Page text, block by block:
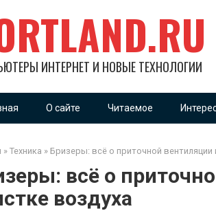
ИНТЕРНЕТ И НОВЫЕ ТЕХНОЛОГИИ
О сайте Читаемое
» Техника » Бризеры: всё о приточной вентиляции
всё о
воздуха